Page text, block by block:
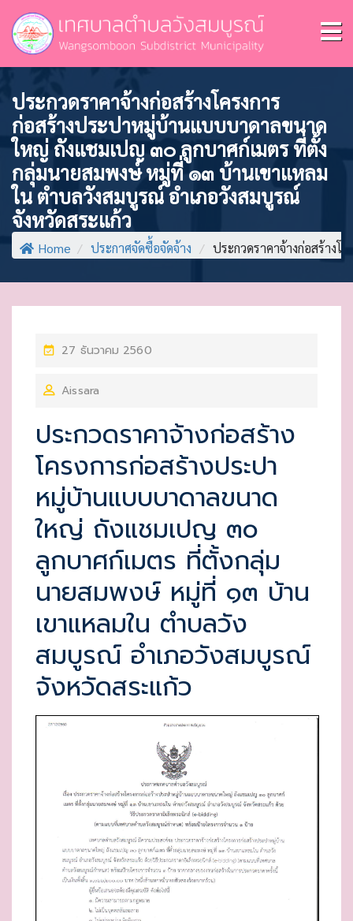
ประกวดราคาจ้างก่อสร้างโครงการ
ก่อสร้างประปาหมู่บ้านแบบบาดาลขนาด
ใหญ่ ถังแชมเปญ ๓๐ ลูกบาศก์เมตร ที่ตั้ง
กลุ่มนายสมพงษ์ หมู่ที่ ๑๓ บ้านเขาแหลม
ใน ตำบลวังสมบูรณ์ อำเภอวังสมบูรณ์
จังหวัดสระแก้ว
Home / ประกาศจัดซื้อจัดจ้าง / ประกวดราคาจ้างก่อสร้าง
P
S
E
D
N
27 ธันวาคม 2560
Aissara
ประกวดราคาจ้างก่อสร้าง
โครงการก่อสร้างประปา
หมู่บ้านแบบบาดาลขนาด
ใหญ่ ถังแชมเปญ ๓๐
ลูกบาศก์เมตร ที่ตั้งกลุ่ม
นายสมพงษ์ หมู่ที่ ๑๓ บ้าน
เขาแหลมใน ตำบลวัง
สมบูรณ์ อำเภอวังสมบูรณ์
จังหวัดสระแก้ว